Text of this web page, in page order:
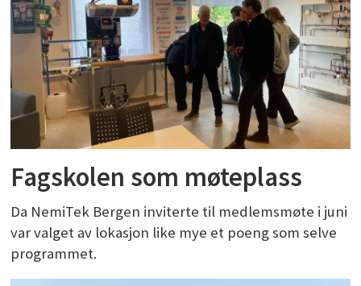
Fagskolen som møteplass
Da NemiTek Bergen inviterte til medlemsmøte i juni
var valget av lokasjon like mye et poeng som selve
programmet.